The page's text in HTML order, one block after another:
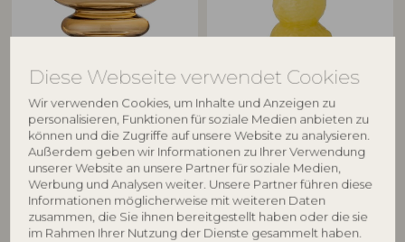
Diese Webseite verwendet Cookies
Wir verwenden Cookies, um Inhalte und Anzeigen zu
personalisieren, Funktionen für soziale Medien anbieten zu
können und die Zugriffe auf unsere Website zu analysieren.
Außerdem geben wir Informationen zu Ihrer Verwendung
unserer Website an unsere Partner für soziale Medien,
Werbung und Analysen weiter. Unsere Partner führen diese
Informationen möglicherweise mit weiteren Daten
zusammen, die Sie ihnen bereitgestellt haben oder die sie
im Rahmen Ihrer Nutzung der Dienste gesammelt haben.
BLOOMINGVILLE
Kayn Vase, Gelb, Glas
82073210
D18xH19,5 cm
UVP
28,90
CREATIVE COLLECTION
Limone Vase, Gelb, Glas
82072788
D15xH27 cm
UVP
€ 49,90